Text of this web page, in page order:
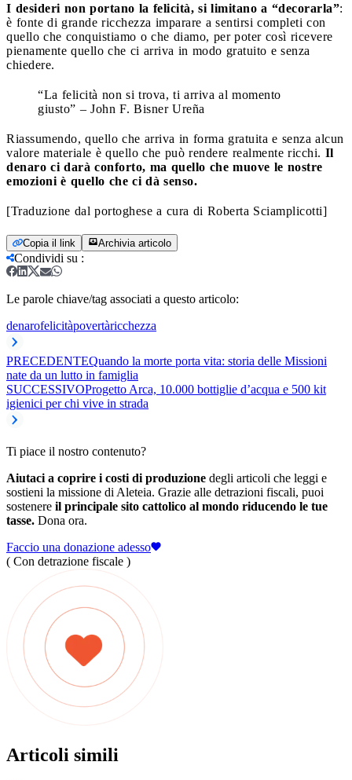
I desideri non portano la felicità, si limitano a “decorarla”:
è fonte di grande ricchezza imparare a sentirsi completi con
quello che conquistiamo o che diamo, per poter così ricevere
pienamente quello che ci arriva in modo gratuito e senza
chiedere.
“La felicità non si trova, ti arriva al momento
giusto” – John F. Bisner Ureña
Riassumendo, quello che arriva in forma gratuita e senza alcun
valore materiale è quello che può rendere realmente ricchi. Il
denaro ci darà conforto, ma quello che muove le nostre
emozioni è quello che ci dà senso.
[Traduzione dal portoghese a cura di Roberta Sciamplicotti]
Copia il link Archivia articolo
Condividi su :
Le parole chiave/tag associati a questo articolo:
denarofelicitàpovertàricchezza
PRECEDENTEQuando la morte porta vita: storia delle Missioni
nate da un lutto in famiglia
SUCCESSIVOProgetto Arca, 10.000 bottiglie d’acqua e 500 kit
igienici per chi vive in strada
Ti piace il nostro contenuto?
Aiutaci a coprire i costi di produzione degli articoli che leggi e
sostieni la missione di Aleteia. Grazie alle detrazioni fiscali, puoi
sostenere il principale sito cattolico al mondo riducendo le tue
tasse. Dona ora.
Faccio una donazione adesso
( Con detrazione fiscale )
Articoli simili